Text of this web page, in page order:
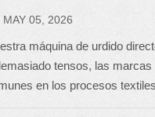
MAY 05, 2026
máquina de urdido
tensos, las
en los procesos
textil en China,